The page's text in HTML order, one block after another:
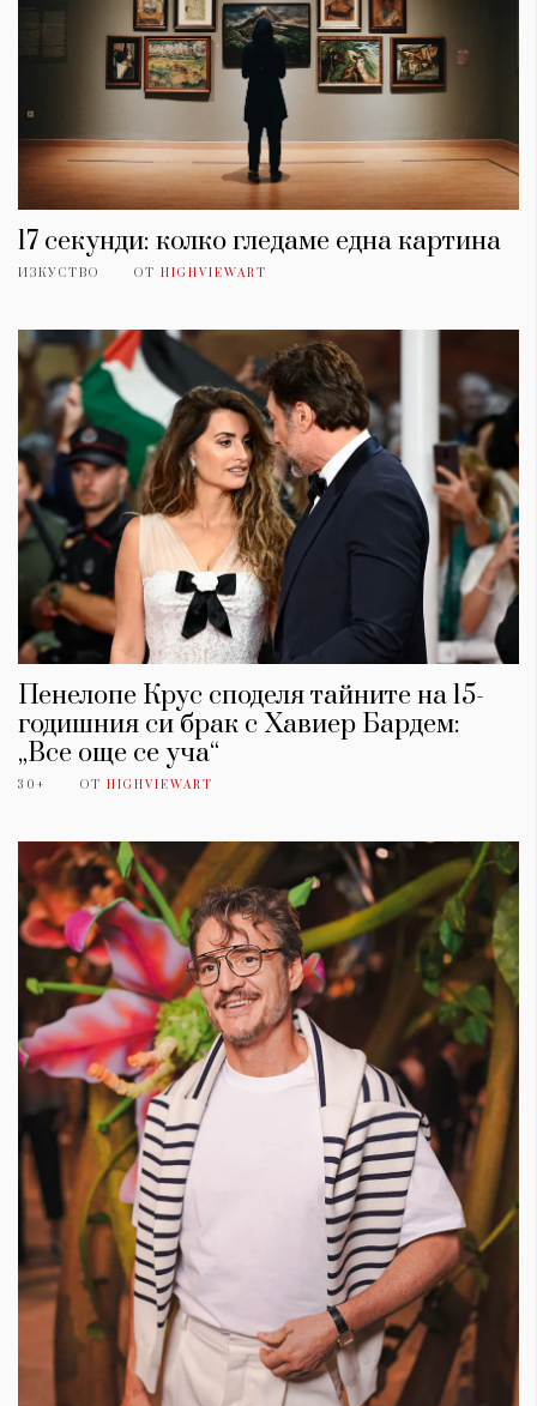
17 секунди: колко гледаме една картина
ИЗКУСТВО ОТ HIGHVIEWART
Пенелопе Крус споделя тайните на 15-
годишния си брак с Хавиер Бардем:
„Все още се уча“
30+ ОТ HIGHVIEWART